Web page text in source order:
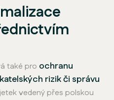
také pro ochranu
rizik či správu
vedený přes polskou